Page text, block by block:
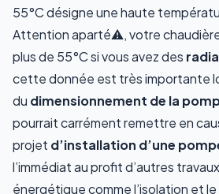
55°C désigne une haute
Attention aparté⚠️, votre
plus de 55°C si vous avez des
cette donnée est très importante
du dimensionnement de la
pourrait carrément remettre en
projet d’installation d’une
l’immédiat au profit d’autres
énergétique comme l’isolation et